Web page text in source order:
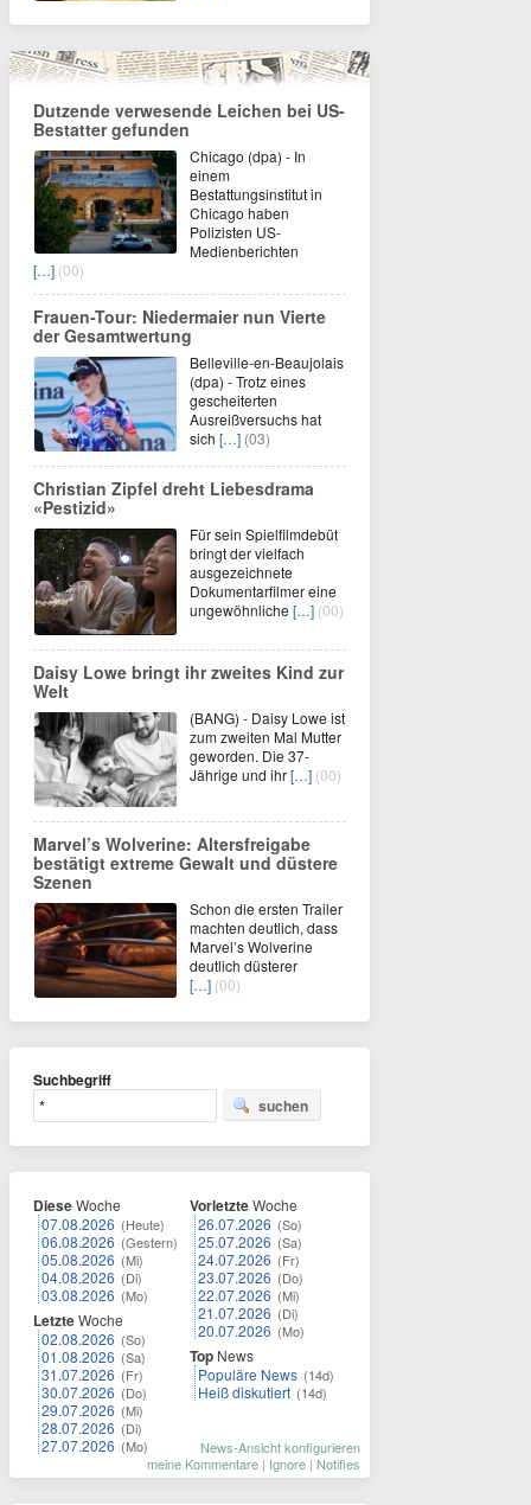
Dutzende verwesende Leichen bei US-
Bestatter gefunden
Chicago (dpa) - In
einem
Bestattungsinstitut in
Chicago haben
Polizisten US-
Medienberichten
[…] (00)
Frauen-Tour: Niedermaier nun Vierte
der Gesamtwertung
Belleville-en-Beaujolais
(dpa) - Trotz eines
gescheiterten
Ausreißversuchs hat
sich […] (03)
Christian Zipfel dreht Liebesdrama
«Pestizid»
Für sein Spielfilmdebüt
bringt der vielfach
ausgezeichnete
Dokumentarfilmer eine
ungewöhnliche […] (00)
Daisy Lowe bringt ihr zweites Kind zur
Welt
(BANG) - Daisy Lowe ist
zum zweiten Mal Mutter
geworden. Die 37-
Jährige und ihr[…] (00)
Marvel’s Wolverine: Altersfreigabe
bestätigt extreme Gewalt und düstere
Szenen
Schon die ersten Trailer
machten deutlich, dass
Marvel’s Wolverine
deutlich düsterer
[…] (00)
Suchbegriff
suchen
DieseWoche
07.08.2026 (Heute)
06.08.2026 (Gestern)
05.08.2026 (Mi)
04.08.2026 (Di)
03.08.2026 (Mo)
LetzteWoche
02.08.2026 (So)
01.08.2026 (Sa)
31.07.2026 (Fr)
30.07.2026 (Do)
29.07.2026 (Mi)
28.07.2026 (Di)
27.07.2026 (Mo)
VorletzteWoche
26.07.2026 (So)
25.07.2026 (Sa)
24.07.2026 (Fr)
23.07.2026 (Do)
22.07.2026 (Mi)
21.07.2026 (Di)
20.07.2026 (Mo)
Top News
Populäre News (14d)
Heiß diskutiert (14d)
News-Ansicht konfigurieren
meine Kommentare | Ignore | Notifies